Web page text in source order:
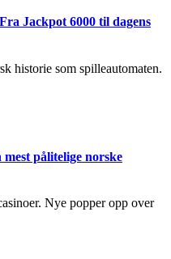
Jackpot 6000 til dagens
historie som spilleautomaten.
pålitelige norske
Nye popper opp over